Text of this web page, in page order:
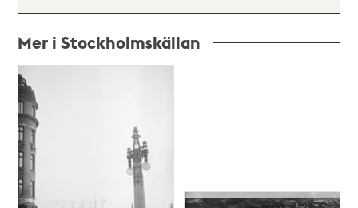
Mer i Stockholmskällan
Relaterade
poster
och
teman